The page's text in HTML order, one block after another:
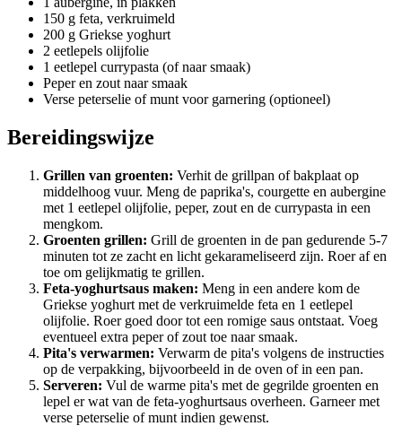
150 g feta, verkruimeld
200 g Griekse yoghurt
2 eetlepels olijfolie
1 eetlepel currypasta (of naar smaak)
Peper en zout naar smaak
Verse peterselie of munt voor garnering (optioneel)
Bereidingswijze
Grillen van groenten: Verhit de grillpan of bakplaat op
middelhoog vuur. Meng de paprika's, courgette en aubergine
met 1 eetlepel olijfolie, peper, zout en de currypasta in een
mengkom.
Groenten grillen: Grill de groenten in de pan gedurende 5-7
minuten tot ze zacht en licht gekarameliseerd zijn. Roer af en
toe om gelijkmatig te grillen.
Feta-yoghurtsaus maken: Meng in een andere kom de
Griekse yoghurt met de verkruimelde feta en 1 eetlepel
olijfolie. Roer goed door tot een romige saus ontstaat. Voeg
eventueel extra peper of zout toe naar smaak.
Pita's verwarmen: Verwarm de pita's volgens de instructies
op de verpakking, bijvoorbeeld in de oven of in een pan.
Serveren: Vul de warme pita's met de gegrilde groenten en
lepel er wat van de feta-yoghurtsaus overheen. Garneer met
verse peterselie of munt indien gewenst.